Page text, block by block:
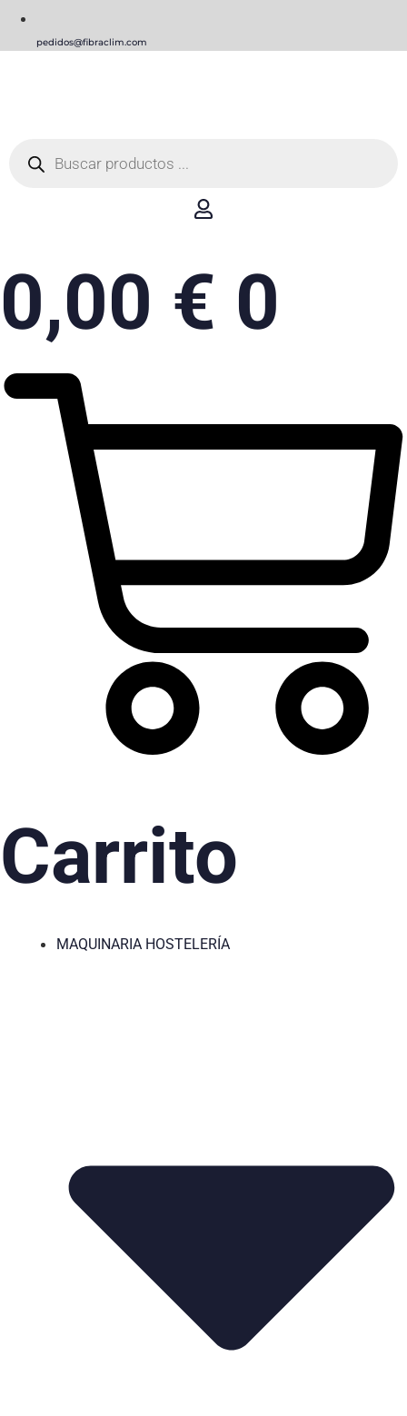
pedidos@fibraclim.com
productos
0,00 € 0
Carrito
MAQUINARIA HOSTELERÍA